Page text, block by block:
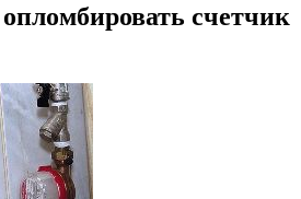
счетчик